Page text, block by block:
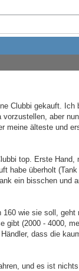
Clubbi gekauft.
aber nun
meine älteste und
top. Erste
habe überholt
ein bisschen und
wie sie soll,
(2000 - 4000,
dass die
und es ist